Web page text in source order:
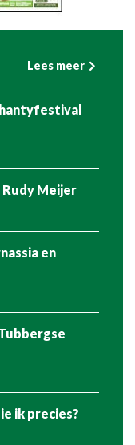
Lees meer
Rudy Meijer
en
ik precies?